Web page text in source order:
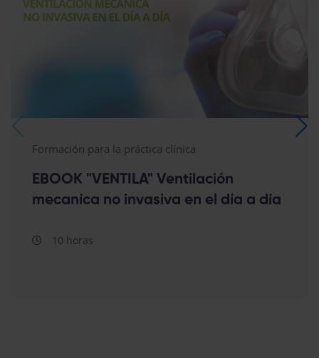
Formación para la práctica clínica
EBOOK "VENTILA" Ventilación
mecaníca no invasiva en el día a día
10 horas